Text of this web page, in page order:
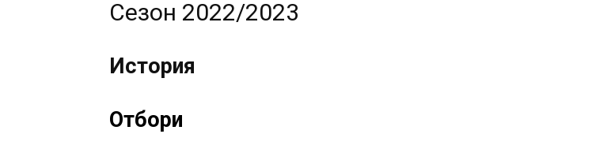
Сезон 2022/2023
История
Отбори